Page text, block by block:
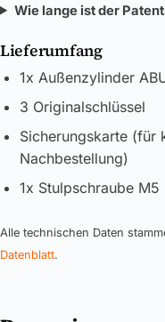
Wie lange ist der
Lieferumfang
1x Außenzylinder
3 Originalschlüssel
Sicherungskarte (für
Nachbestellung)
1x Stulpschraube M5
Alle technischen Daten
Datenblatt.